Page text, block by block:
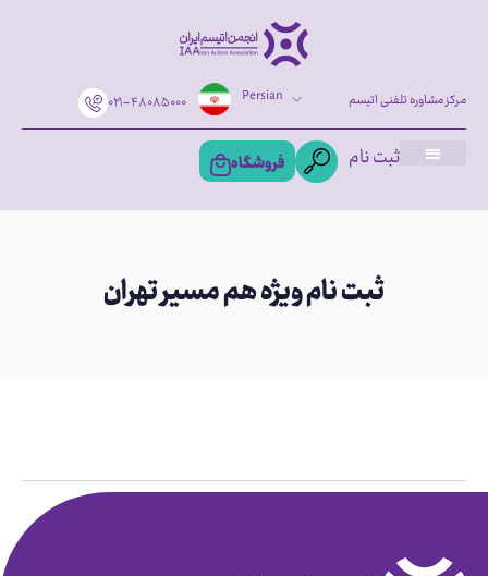
۰۲۱-۴۸۰۸۵۰۰۰ Persian مرکز مشاوره تلفنی اتیسم
ثبت نام فروشگاه
ثبت نام ویژه هم مسیر تهران